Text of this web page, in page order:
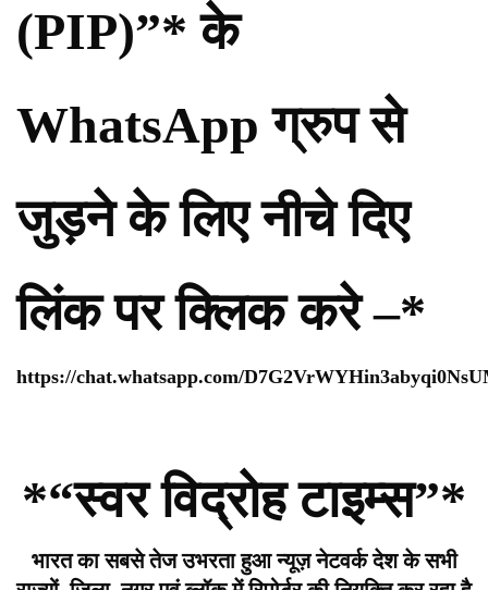
(PIP)”* के
WhatsApp ग्रुप से
जुड़ने के लिए नीचे दिए
लिंक पर क्लिक करे –*
https://chat.whatsapp.com/
*“स्वर विद्रोह टाइम्स”*
भारत का सबसे तेज उभरता हुआ न्यूज़ नेटवर्क देश के सभी